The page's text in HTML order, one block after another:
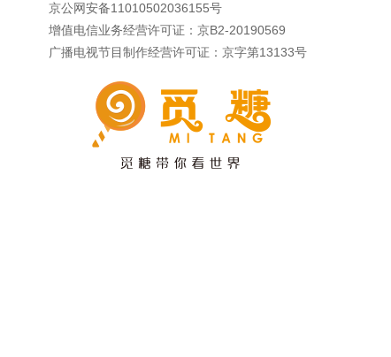
京公网安备11010502036155号
增值电信业务经营许可证：京B2-20190569
广播电视节目制作经营许可证：京字第13133号